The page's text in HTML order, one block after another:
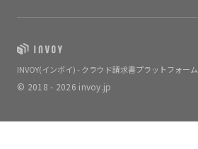
INVOY(インボイ) - クラウド請求書プラットフォーム
© 2018 - 2026 invoy.jp